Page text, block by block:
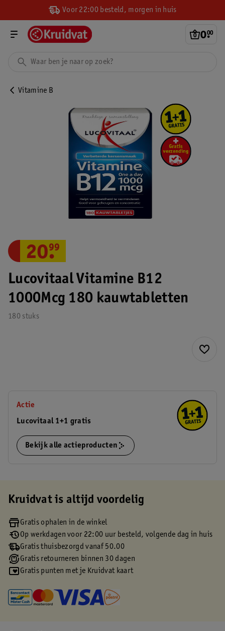
Voor 22:00 besteld, morgen in huis
0.
00
Vitamine B
Lucovitaal Vitamine B12
1000Mcg 180 kauwtabletten
180 stuks
20.
99
Actie
Lucovitaal 1+1 gratis
Bekijk alle actieproducten
Kruidvat is altijd voordelig
Gratis ophalen in de winkel
Op werkdagen voor 22:00 uur besteld, volgende dag in huis
Gratis thuisbezorgd vanaf 50.00
Gratis retourneren binnen 30 dagen
Gratis punten met je Kruidvat kaart